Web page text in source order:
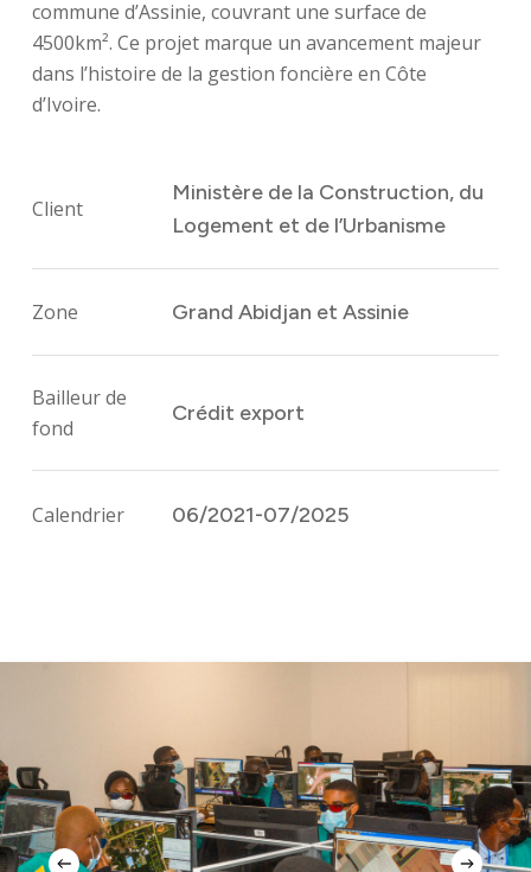
commune d’Assinie, couvrant une surface de
4500km². Ce projet marque un avancement majeur
dans l’histoire de la gestion foncière en Côte
d’Ivoire.
Client
Ministère de la Construction, du
Logement et de l’Urbanisme
Zone Grand Abidjan et Assinie
Bailleur de
fond
Crédit export
Calendrier 06/2021-07/2025